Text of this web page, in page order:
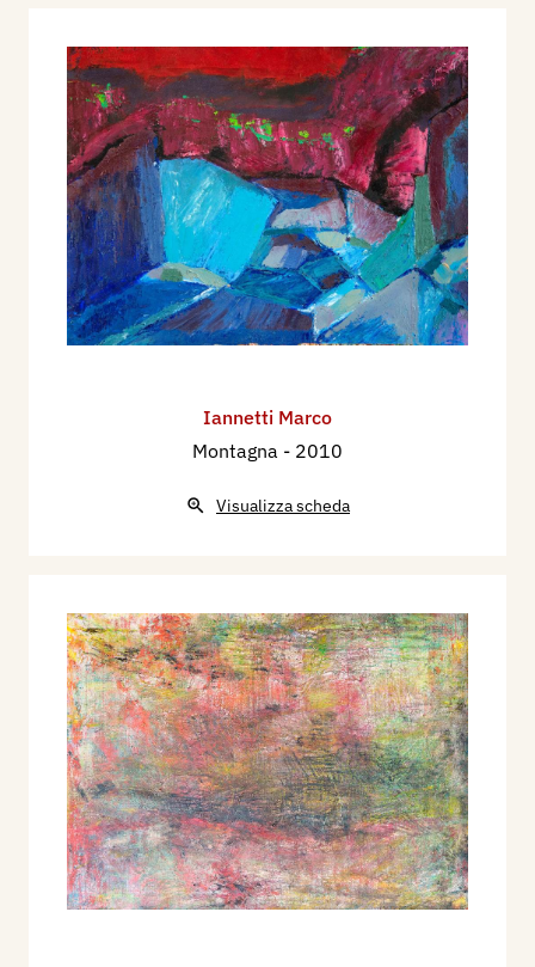
Iannetti Marco
Montagna - 2010
Visualizza scheda